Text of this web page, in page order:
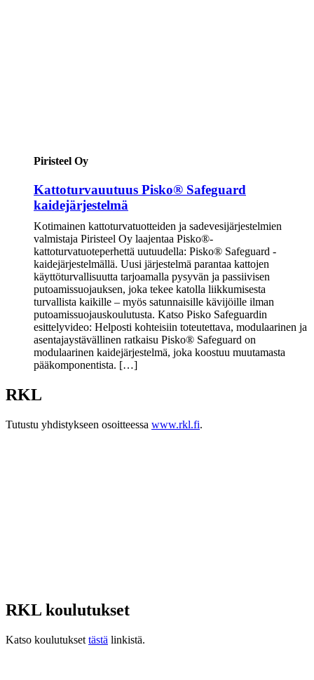
Piristeel Oy
Kattoturvauutuus Pisko® Safeguard
kaidejärjestelmä
Kotimainen kattoturvatuotteiden ja sadevesijärjestelmien
valmistaja Piristeel Oy laajentaa Pisko®-
kattoturvatuoteperhettä uutuudella: Pisko® Safeguard -
kaidejärjestelmällä. Uusi järjestelmä parantaa kattojen
käyttöturvallisuutta tarjoamalla pysyvän ja passiivisen
putoamissuojauksen, joka tekee katolla liikkumisesta
turvallista kaikille – myös satunnaisille kävijöille ilman
putoamissuojauskoulutusta. Katso Pisko Safeguardin
esittelyvideo: Helposti kohteisiin toteutettava, modulaarinen ja
asentajaystävällinen ratkaisu Pisko® Safeguard on
modulaarinen kaidejärjestelmä, joka koostuu muutamasta
pääkomponentista. […]
RKL
Tutustu yhdistykseen osoitteessa www.rkl.fi.
RKL koulutukset
Katso koulutukset tästä linkistä.